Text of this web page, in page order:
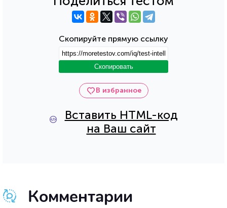
В избранное
Вставить HTML-код
на Ваш сайт
Скопируйте прямую ссылку
Скопировать
Комментарии